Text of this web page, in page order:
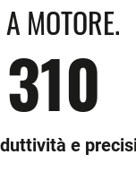
MOTORE.
e